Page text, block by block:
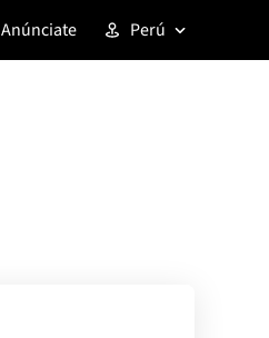
Anúnciate Perú